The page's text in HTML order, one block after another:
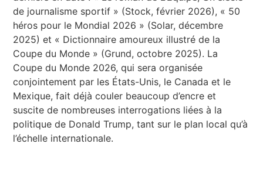
de journalisme sportif » (Stock, février 2026), « 50
héros pour le Mondial 2026 » (Solar, décembre
2025) et « Dictionnaire amoureux illustré de la
Coupe du Monde » (Grund, octobre 2025). La
Coupe du Monde 2026, qui sera organisée
conjointement par les États-Unis, le Canada et le
Mexique, fait déjà couler beaucoup d’encre et
suscite de nombreuses interrogations liées à la
politique de Donald Trump, tant sur le plan local qu’à
l’échelle internationale.